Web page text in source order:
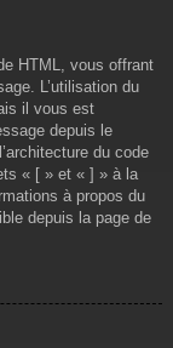
HTML, vous offrant
L’utilisation du
il vous est
depuis le
du code
« [ » et « ] » à la
à propos du
depuis la page de